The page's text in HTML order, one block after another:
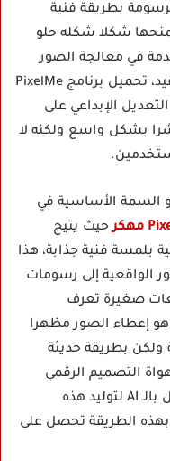
بطريقة فنية
شكلا شكله حلو
في معالجة الصور
ليخرج لك بنتائج احترافية دون أي تعقيد، تحميل برنامج PixelMe
الإبداعي على
بشكل واسع ولكنه لا
السمة الأساسية في
حيث يتيح
بلمسة فنية جذابة، هذا
الواقعية إلى رسومات
صغيرة تعرف
هو إعطاء الصور مظهرا
ولكن بطريقة حديثة
التصميم الرقمي
ويقدم التطبيق أدوات ذكية تعمل بالـ AI لتوليد هذه
بهذه الطريقة تحصل على